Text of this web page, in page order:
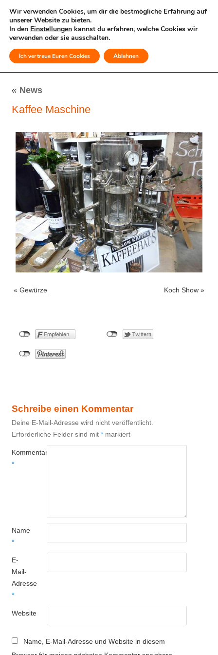
MENÜ
« News
Kaffee Maschine
« Gewürze Koch Show »
Schreibe einen Kommentar
Deine E-Mail-Adresse wird nicht veröffentlicht.
Erforderliche Felder sind mit * markiert
Kommentar
*
Name
*
E-
Mail-
Adresse
*
Website
Name, E-Mail-Adresse und Website in diesem
Wir verwenden Cookies, um dir die bestmögliche Erfahrung auf
unserer Website zu bieten.
In den Einstellungen kannst du erfahren, welche Cookies wir
verwenden oder sie ausschalten.
Ich vertraue Euren Cookies Ablehnen